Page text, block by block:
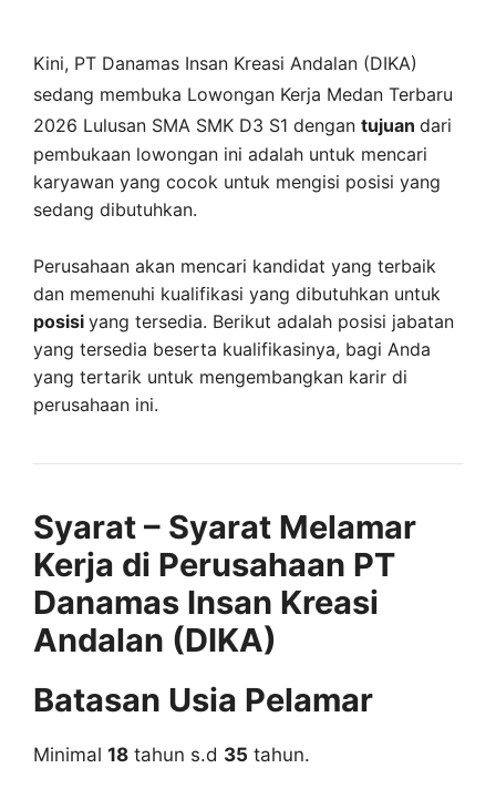
Kini, PT Danamas Insan Kreasi Andalan (DIKA)
sedang membuka Lowongan Kerja Medan Terbaru
2026 Lulusan SMA SMK D3 S1 dengan tujuan dari
pembukaan lowongan ini adalah untuk mencari
karyawan yang cocok untuk mengisi posisi yang
sedang dibutuhkan.
Perusahaan akan mencari kandidat yang terbaik
dan memenuhi kualifikasi yang dibutuhkan untuk
posisi yang tersedia. Berikut adalah posisi jabatan
yang tersedia beserta kualifikasinya, bagi Anda
yang tertarik untuk mengembangkan karir di
perusahaan ini.
Syarat – Syarat Melamar
Kerja di Perusahaan PT
Danamas Insan Kreasi
Andalan (DIKA)
Batasan Usia Pelamar
Minimal 18 tahun s.d 35 tahun.